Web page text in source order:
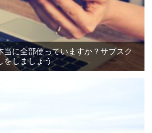
当に全部使っていますか？サブスク
をしましょう